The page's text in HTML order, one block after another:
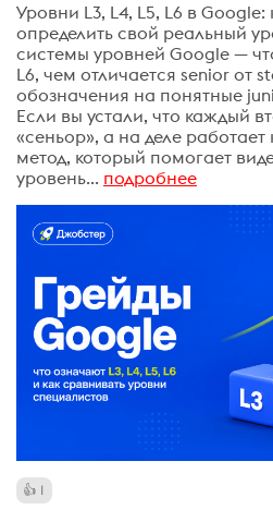
Уровни L3, L4, L5, L6 в Google:
определить свой реальный
системы уровней Google —
L6, чем отличается senior от
обозначения на понятные
Если вы устали, что каждый
«сеньор», а на деле работает
метод, который помогает
уровень... подробнее
1